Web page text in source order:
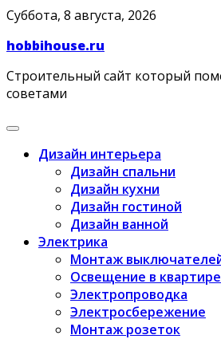
Skip
content
Суббота, 8 августа, 2026
hobbihouse.ru
Строительный сайт который
советами
Дизайн интерьера
Дизайн спальни
Дизайн кухни
Дизайн гостиной
Дизайн ванной
Электрика
Монтаж
Освещение в квартире
Электропроводка
Электросбережение
Монтаж розеток